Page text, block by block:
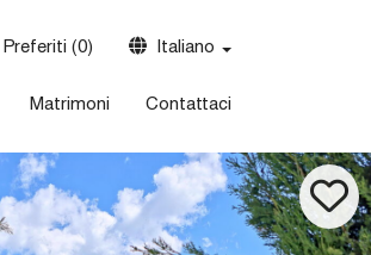
Preferiti (0) Italiano
Matrimoni Contattaci